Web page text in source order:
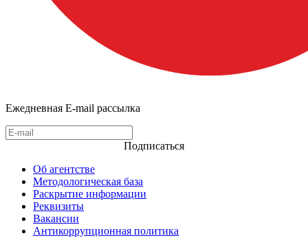
Ежедневная E-mail рассылка
Подписаться
Об агентстве
Методологическая база
Раскрытие информации
Реквизиты
Вакансии
Антикоррупционная политика